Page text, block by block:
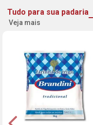
Tudo para sua padaria
Veja mais